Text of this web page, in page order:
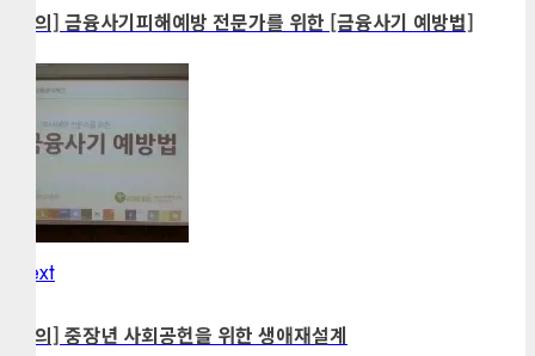
navigation
[강의] 금융사기피해예방 전문가를 위한 [금융사기 예방법]
NextNext
[강의] 중장년 사회공헌을 위한 생애재설계